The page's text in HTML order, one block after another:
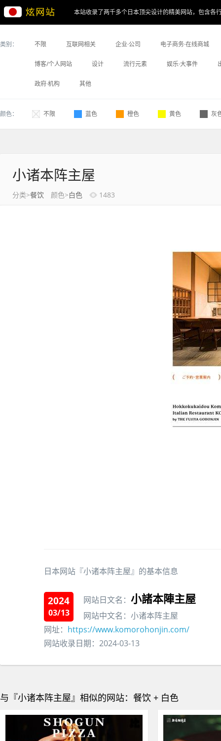
本站收录了两千多个日本顶尖设计的精美网站，包含各
类别： 不限 互联网相关 企业·公司 电子商务·在线商城
博客/个人网站 设计 流行元素 娱乐·大事件
政府·机构 其他
颜色： 不限 蓝色 橙色 黄色 灰
小诸本阵主屋
分类>餐饮 颜色>白色 1483
日本网站『小诸本阵主屋』的基本信息
2024
03/13
网站日文名：小諸本陣主屋
网站中文名：小诸本阵主屋
网址： https://www.komorohonjin.com/
网站收录日期：2024-03-13
与『小诸本阵主屋』相似的网站：餐饮 + 白色